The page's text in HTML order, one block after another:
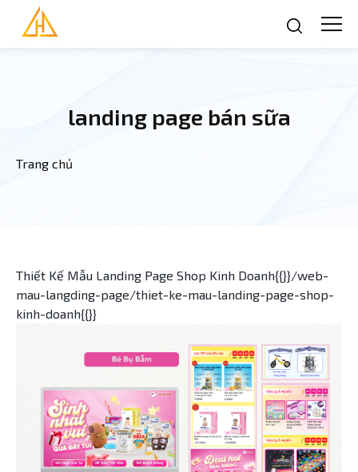
Nhảy đến nội dung
landing page bán sữa
Bạn đang ở đây
Trang chủ
Thiết Kế Mẫu Landing Page Shop Kinh Doanh{{}}/web-
mau-langding-page/thiet-ke-mau-landing-page-shop-
kinh-doanh{{}}